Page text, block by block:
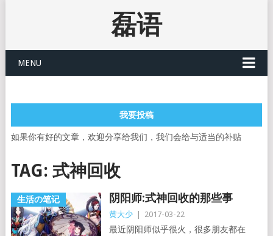
磊语
MENU
我要投稿
如果你有好的文章，欢迎分享给我们，我们会给与适当的补贴
TAG: 式神回收
生活の笔记 阴阳师:式神回收的那些事
黄大少 2017-03-22
最近阴阳师似乎很火，很多朋友都在